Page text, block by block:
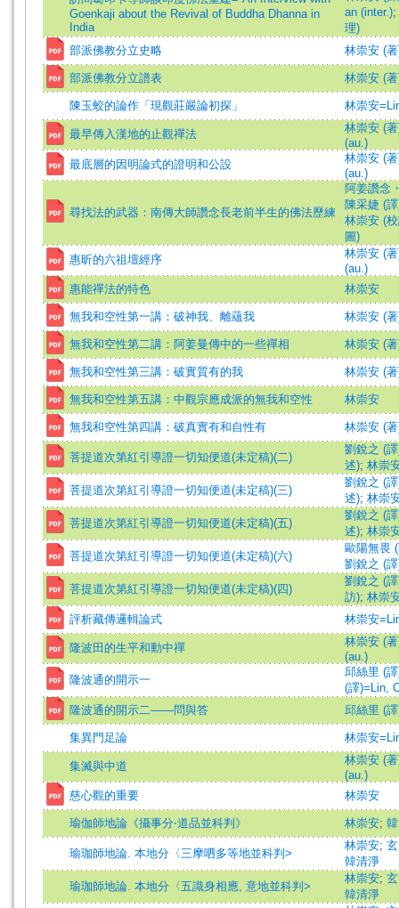
Goenkaji about the Revival of Buddha Dhanna in
India
an (inter.);
理)
部派佛教分立史略
林崇安 (
部派佛教分立譜表 林崇安 (
陳玉蛟的論作「現觀莊嚴論初探」 林崇安
最早傳入漢地的止觀禪法
林崇安 (
(au.)
最底層的因明論式的證明和公設
林崇安 (
(au.)
尋找法的武器：南傳大師讚念長老前半生的佛法歷練
阿姜讚念
陳采婕 (
林崇安 (
圖)
惠昕的六祖壇經序
林崇安 (
(au.)
惠能禪法的特色
林崇安
無我和空性第一講：破神我、離蘊我 林崇安 (
無我和空性第二講：阿姜曼傳中的一些禪相 林崇安 (
無我和空性第三講：破實質有的我 林崇安 (
無我和空性第五講：中觀宗應成派的無我和空性 林崇安
無我和空性第四講：破真實有和自性有 林崇安 (
菩提道次第紅引導證一切知便道(未定稿)(二)
劉銳之 (
述); 林崇
菩提道次第紅引導證一切知便道(未定稿)(三)
劉銳之 (
述); 林崇
菩提道次第紅引導證一切知便道(未定稿)(五)
劉銳之 (
述); 林崇
菩提道次第紅引導證一切知便道(未定稿)(六)
歐陽無畏
劉銳之 (
菩提道次第紅引導證一切知便道(未定稿)(四)
劉銳之 (
訪); 林崇
評析藏傳邏輯論式
林崇安
隆波田的生平和動中禪
林崇安 (
(au.)
隆波通的開示一
邱絲里 (
(譯)=Lin,
隆波通的開示二——問與答
邱絲里 (
集異門足論 林崇安
集滅與中道
林崇安 (
(au.)
慈心觀的重要
林崇安
瑜伽師地論《攝事分‧道品並科判》 林崇安;
瑜珈師地論. 本地分〈三摩呬多等地並科判>
林崇安;
韓清淨
瑜珈師地論. 本地分〈五識身相應, 意地並科判>
林崇安;
韓清淨